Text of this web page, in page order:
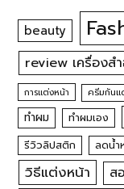
beauty
review เครื่องส
การแต่งหน้า ครีมกันแ
ทำผม ทำผมเอง
รีวิวลิปสติก ลดน้ำ
วิธีแต่งหน้า
ส